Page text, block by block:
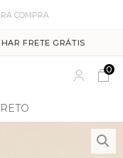
COMPRA
FRETE GRÁTIS
0